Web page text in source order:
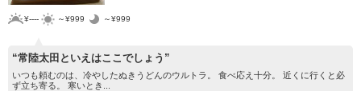
¥---- ～¥999 ～¥999
“常陸太田といえはここでしょう”
いつも頼むのは、冷やしたぬきうどんのウルトラ。 食べ応え十分。 近くに行くと必
ず立ち寄る。 寒いとき...